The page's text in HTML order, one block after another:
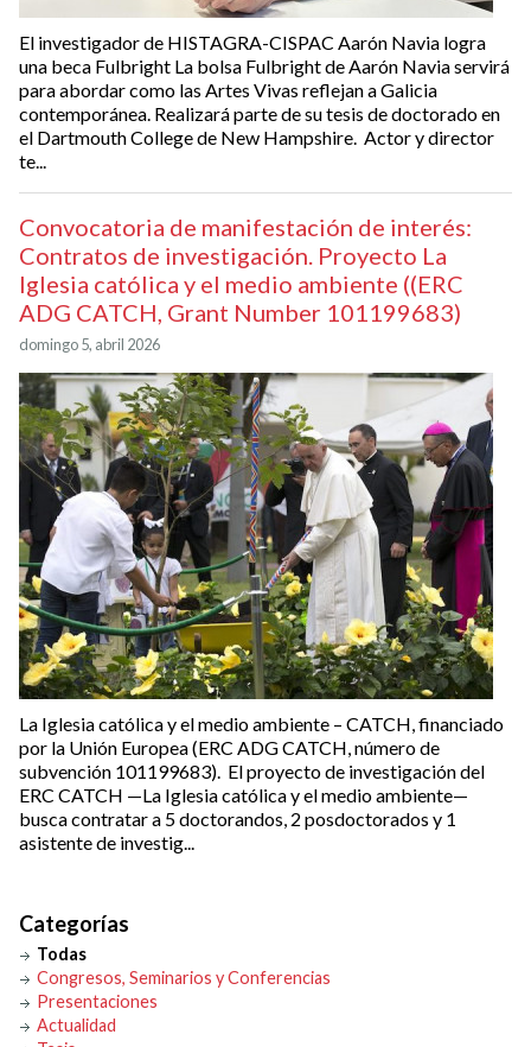
El investigador de HISTAGRA-CISPAC Aarón Navia logra
una beca Fulbright La bolsa Fulbright de Aarón Navia servirá
para abordar como las Artes Vivas reflejan a Galicia
contemporánea. Realizará parte de su tesis de doctorado en
el Dartmouth College de New Hampshire. Actor y director
te...
Convocatoria de manifestación de interés:
Contratos de investigación. Proyecto La
Iglesia católica y el medio ambiente ((ERC
ADG CATCH, Grant Number 101199683)
domingo 5, abril 2026
La Iglesia católica y el medio ambiente – CATCH, financiado
por la Unión Europea (ERC ADG CATCH, número de
subvención 101199683). El proyecto de investigación del
ERC CATCH —La Iglesia católica y el medio ambiente—
busca contratar a 5 doctorandos, 2 posdoctorados y 1
asistente de investig...
Categorías
Todas
Congresos, Seminarios y Conferencias
Presentaciones
Actualidad